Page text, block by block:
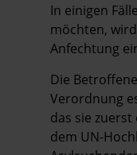
In einigen
möchten,
Anfechtung
Die
Verordnung
das sie
dem UN-